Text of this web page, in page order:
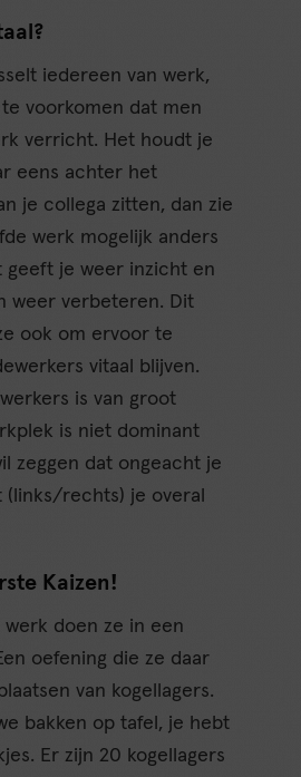
iedereen van werk,
voorkomen dat men
verricht. Het houdt je
eens achter het
je collega zitten, dan zie
werk mogelijk anders
geeft je weer inzicht en
weer verbeteren. Dit
ook om ervoor te
vitaal blijven.
is van groot
is niet dominant
zeggen dat ongeacht je
(links/rechts) je overal
Kaizen!
werk doen ze in een
oefening die ze daar
van kogellagers.
bakken op tafel, je hebt
Er zijn 20 kogellagers